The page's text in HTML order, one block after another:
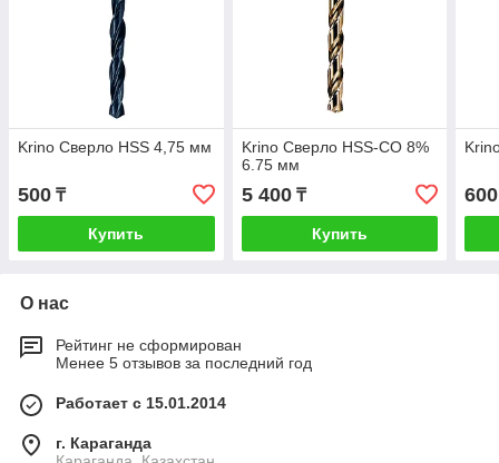
Krino Сверло HSS 4,75 мм
500 ₸
Купить
Krino Сверло HSS-CO 8%
6.75 мм
5 400₸
Купить
600
О нас
Рейтинг не сформирован
Менее 5 отзывов за последний год
Работает с 15.01.2014
г. Караганда